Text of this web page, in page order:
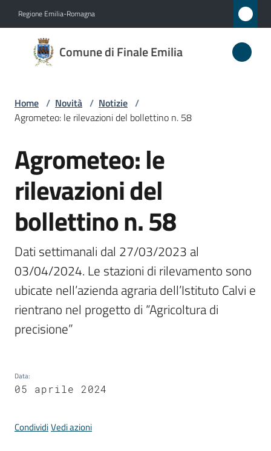
Regione Emilia-Romagna
Comune di Finale Emilia
Comune
di
Emilia
Amministrazione
Novità
Menu selezionato
Servizi
Vivere
Comune
l
Home / Novità / Notizie /
Agrometeo: le rilevazioni del bollettino n. 58
Salta al contenuto
Agrometeo: le
rilevazioni del
bollettino n. 58
Dati settimanali dal 27/03/2023 al
03/04/2024. Le stazioni di rilevamento sono
ubicate nell’azienda agraria dell’Istituto Calvi e
rientrano nel progetto di “Agricoltura di
precisione”
Data:
05 aprile 2024
CondividiVedi azioni